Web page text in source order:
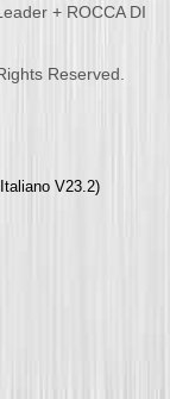
+ ROCCA DI
Reserved.
V23.2)